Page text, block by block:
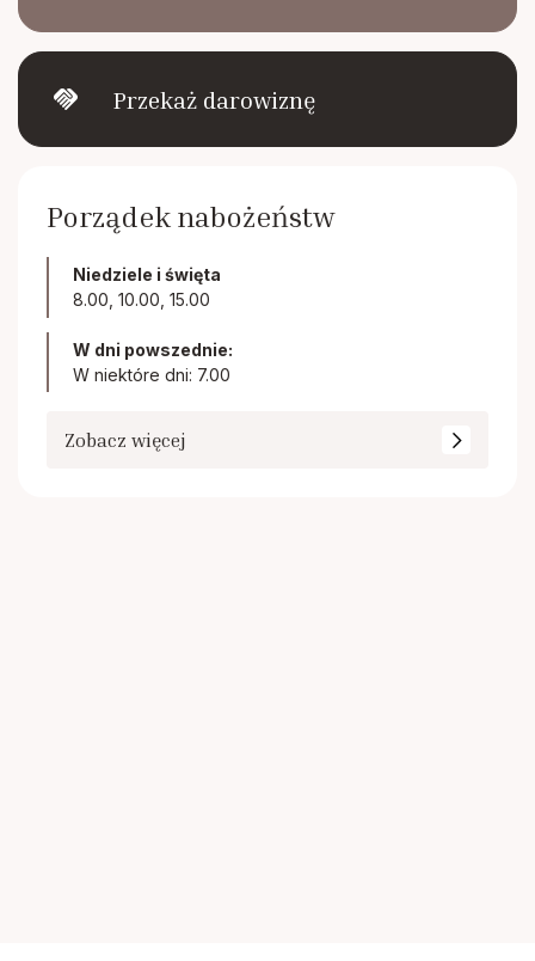
handshake Przekaż darowiznę
Porządek nabożeństw
Niedziele i święta
8.00, 10.00, 15.00
W dni powszednie:
W niektóre dni: 7.00
Zobacz więcej